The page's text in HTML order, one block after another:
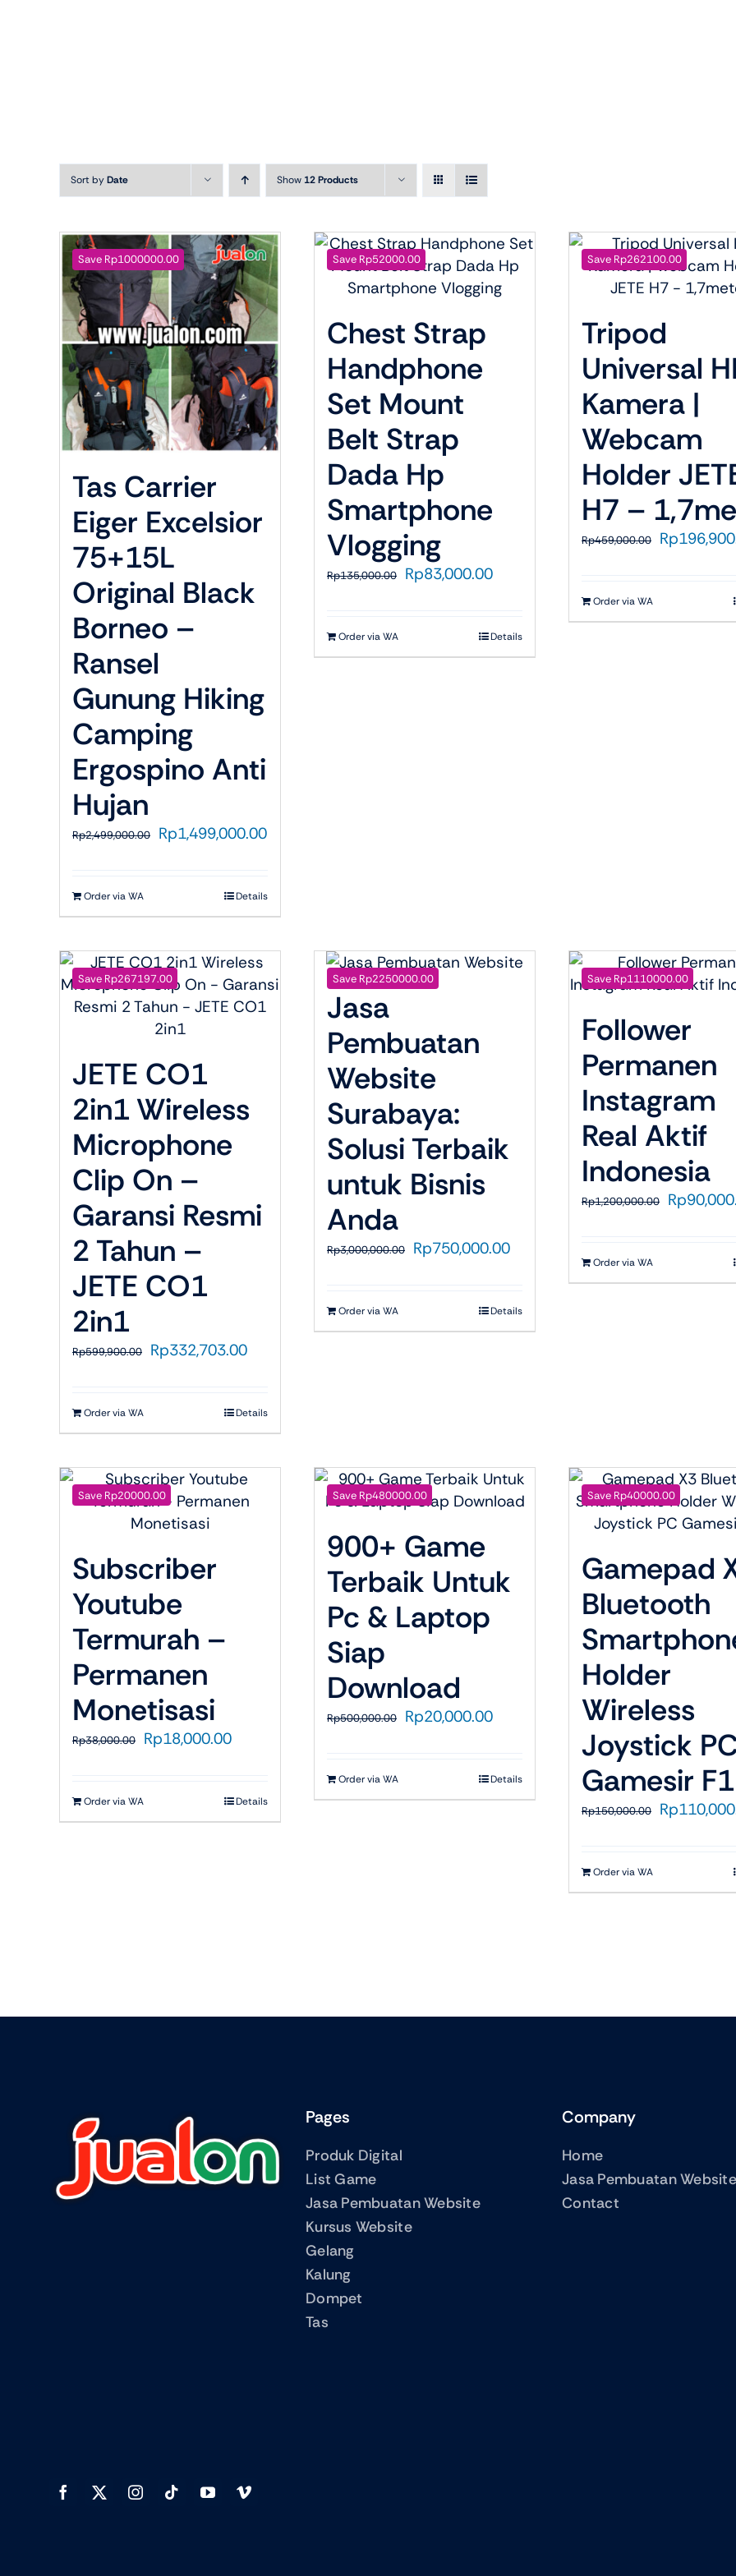
Sort byDate Show 12 Products
Save Rp1000000.00
Tas Carrier
Eiger Excelsior
75+15L
Original Black
Borneo –
Ransel
Gunung Hiking
Camping
Ergospino Anti
Hujan
Rp2,499,000.00
Harga
Rp2,499,000.00.
Rp1,499,000.00Harga
adalah:
Rp1,499,000.00.
Order via WA Details
Save Rp52000.00
Chest Strap
Handphone
Set Mount
Belt Strap
Dada Hp
Smartphone
Vlogging
Rp135,000.00
Harga
Rp135,000.00.
Rp83,000.00Harga
adalah:
Rp83,000.00.
Order via WA Details
Save Rp262100.00
Tripod
Universal
Kamera |
Webcam
Holder
H7 –
Rp459,000.00
Harga
Rp
Order via WA
Save Rp267197.00
JETE CO1
2in1 Wireless
Microphone
Clip On –
Garansi Resmi
2 Tahun –
JETE CO1
2in1
Rp599,900.00
Harga
Rp599,900.00.
Rp332,703.00Harga
adalah:
Rp332,703.00.
Order via WA Details
Save Rp2250000.00
Jasa
Pembuatan
Website
Surabaya:
Solusi Terbaik
untuk Bisnis
Anda
Rp3,000,000.00
Harga
Rp3,000,000.00.
Rp750,000.00Harga
adalah:
Rp750,000.00.
Order via WA Details
Save Rp1110000.00
Follower
Permanen
Instagram
Real Aktif
Indonesia
Rp1,200,000.00
Harga
Rp
Order via WA
Save Rp20000.00
Subscriber
Youtube
Termurah –
Permanen
Monetisasi
Rp38,000.00
Harga
Rp38,000.00.
Rp18,000.00Harga
adalah:
Rp18,000.00.
Order via WA Details
Save Rp480000.00
900+ Game
Terbaik Untuk
Pc & Laptop
Siap
Download
Rp500,000.00
Harga
Rp500,000.00.
Rp20,000.00Harga
adalah:
Rp20,000.00.
Order via WA Details
Save Rp40000.00
Gamepad
Bluetooth
Holder
Wireless
Joystick
Gamesir F1
Rp150,000.00
Harga
Rp
Order via WA
Pages
Produk Digital
List Game
Jasa Pembuatan Website
Kursus Website
Gelang
Kalung
Dompet
Tas
Company
Home
Jasa Pembuatan Website
Contact